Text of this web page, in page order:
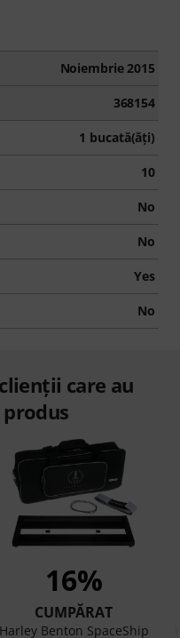
Noiembrie 2015
368154
1 bucată(ăţi)
10
No
No
Yes
No
care au
16%
CUMPĂRAT
Harley Benton SpaceShip